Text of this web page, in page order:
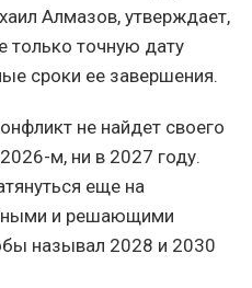
Алмазов, утверждает,
только точную дату
сроки ее завершения.
не найдет своего
м, ни в 2027 году.
еще на
и решающими
называл 2028 и 2030